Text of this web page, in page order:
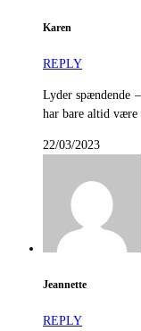
Karen
REPLY
Lyder spændende
har bare altid
22/03/2023
Jeannette
REPLY